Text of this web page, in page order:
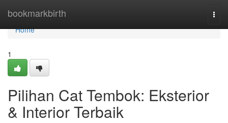
bookmarkbirth
Home
Home
1
Pilihan Cat Tembok: Eksterior
& Interior Terbaik